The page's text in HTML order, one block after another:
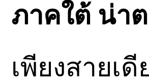
ภาคใต้ น่า
เพียงสายเ